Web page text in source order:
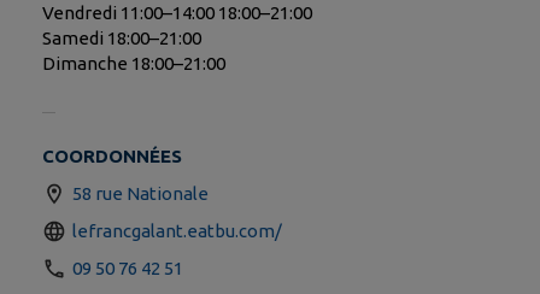
Vendredi 11:00–14:00 18:00–21:00
Samedi 18:00–21:00
Dimanche 18:00–21:00
COORDONNÉES
58 rue Nationale
lefrancgalant.eatbu.com/
09 50 76 42 51